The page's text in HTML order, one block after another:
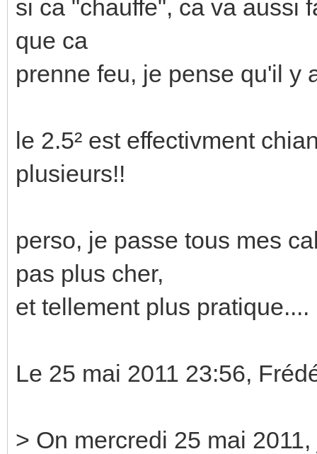
si ca "chauffe", ca va aussi
que ca
prenne feu, je pense qu'il y
le 2.5² est effectivment
plusieurs!!
perso, je passe tous mes
pas plus cher,
et tellement plus pratique....
Le 25 mai 2011 23:56,
> On mercredi 25 mai